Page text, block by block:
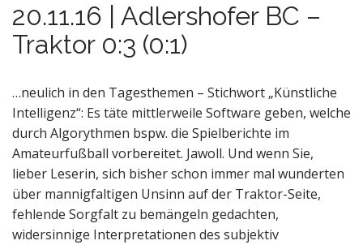
20.11.16 | Adlershofer BC –
Traktor 0:3 (0:1)
…neulich in den Tagesthemen – Stichwort „Künstliche
Intelligenz“: Es täte mittlerweile Software geben, welche
durch Algorythmen bspw. die Spielberichte im
Amateurfußball vorbereitet. Jawoll. Und wenn Sie,
lieber Leserin, sich bisher schon immer mal wunderten
über mannigfaltigen Unsinn auf der Traktor-Seite,
fehlende Sorgfalt zu bemängeln gedachten,
widersinnige Interpretationen des subjektiv